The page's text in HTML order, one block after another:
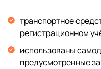
транспортное
регистрационном
использованы
предусмотренные